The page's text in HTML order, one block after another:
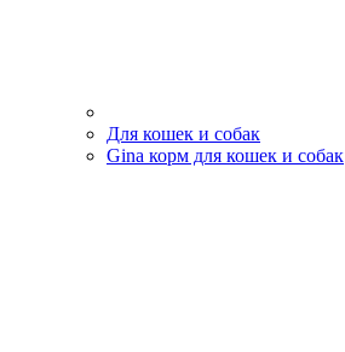
Для кошек и собак
Gina корм для кошек и собак